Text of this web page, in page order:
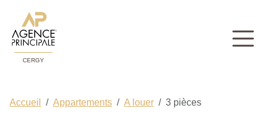
CERGY
Accueil Appartements A louer 3 pièces